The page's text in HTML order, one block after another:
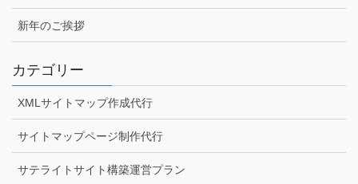
新年のご挨拶
カテゴリー
XMLサイトマップ作成代行
サイトマップページ制作代行
サテライトサイト構築運営プラン